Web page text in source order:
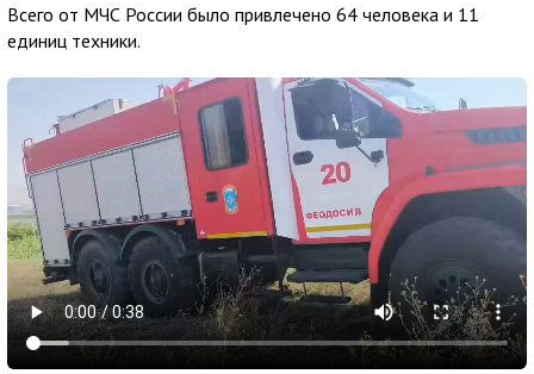
Всего от МЧС России было привлечено 64 человека и 11
единиц техники.